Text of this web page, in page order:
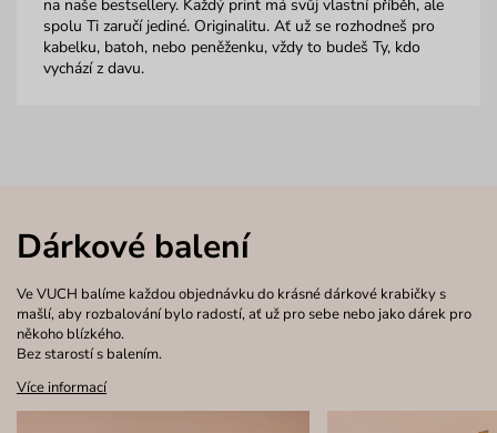
na naše bestsellery. Každý print má svůj vlastní příběh, ale
spolu Ti zaručí jediné. Originalitu. Ať už se rozhodneš pro
kabelku, batoh, nebo peněženku, vždy to budeš Ty, kdo
vychází z davu.
Dárkové balení
Ve VUCH balíme každou objednávku do krásné dárkové krabičky s
mašlí, aby rozbalování bylo radostí, ať už pro sebe nebo jako dárek pro
někoho blízkého.
Bez starostí s balením.
Více informací